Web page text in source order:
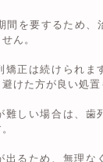
間を要するため、
ん。
矯正は続けられま
けた方が良い処置
難しい場合は、歯
出るため、無理な